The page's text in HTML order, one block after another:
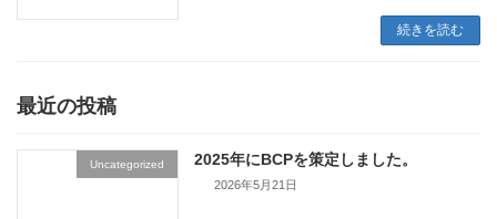
続きを読む
最近の投稿
Uncategorized 2025年にBCPを策定しました。
2026年5月21日